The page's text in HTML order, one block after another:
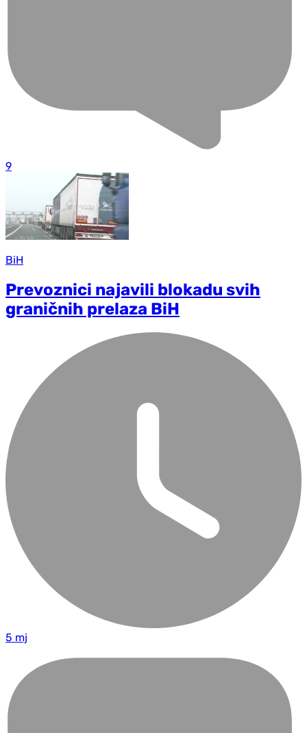
9
BiH
Prevoznici najavili blokadu svih
graničnih prelaza BiH
5 mj